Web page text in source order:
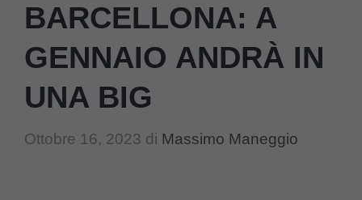
BARCELLONA: A
GENNAIO ANDRÀ IN
UNA BIG
Ottobre 16, 2023 di Massimo Maneggio